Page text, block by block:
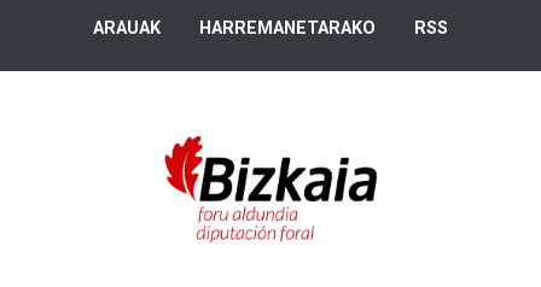
ARAUAK HARREMANETARAKO RSS